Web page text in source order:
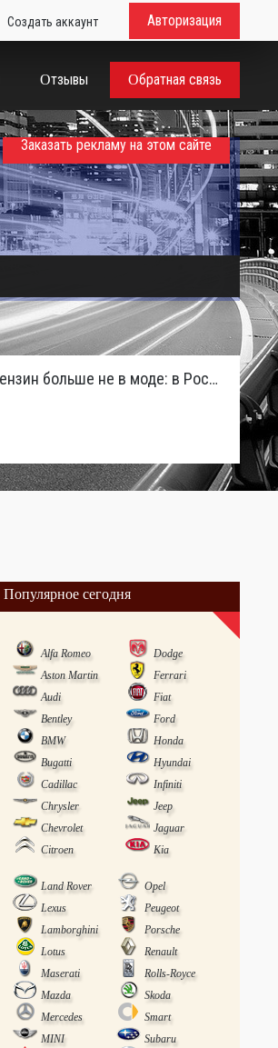
Создать аккаунт Авторизация
Отзывы Обратная связь
Заказать рекламу на этом сайте
Бензин больше не в моде: в России зафиксирован взрывной отказ от двигателей внутреннего сгорания
Популярное сегодня
Alfa Romeo
Dodge
Aston Martin
Ferrari
Audi
Fiat
Bentley
Ford
BMW
Honda
Bugatti
Hyundai
Cadillac
Infiniti
Chrysler
Jeep
Chevrolet
Jaguar
Citroen
Kia
Land Rover
Opel
Lexus
Peugeot
Lamborghini
Porsche
Lotus
Renault
Maserati
Rolls-Royce
Mazda
Skoda
Mercedes
Smart
MINI
Subaru